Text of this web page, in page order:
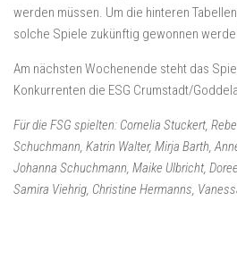
werden müssen. Um die hinteren
solche Spiele zukünftig gewonnen
Am nächsten Wochenende steht das
Konkurrenten die ESG Crumstadt/
Für die FSG spielten: Cornelia Stuckert,
Schuchmann, Katrin Walter, Mirja Barth,
Johanna Schuchmann, Maike Ulbricht,
Samira Viehrig, Christine Hermanns,